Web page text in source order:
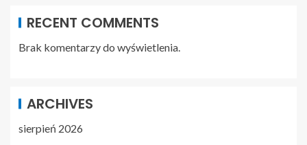
RECENT COMMENTS
Brak komentarzy do wyświetlenia.
ARCHIVES
sierpień 2026